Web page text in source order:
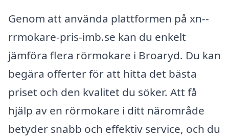
Genom att använda plattformen på xn--
rrmokare-pris-imb.se kan du enkelt
jämföra flera rörmokare i Broaryd. Du kan
begära offerter för att hitta det bästa
priset och den kvalitet du söker. Att få
hjälp av en rörmokare i ditt närområde
betyder snabb och effektiv service, och du